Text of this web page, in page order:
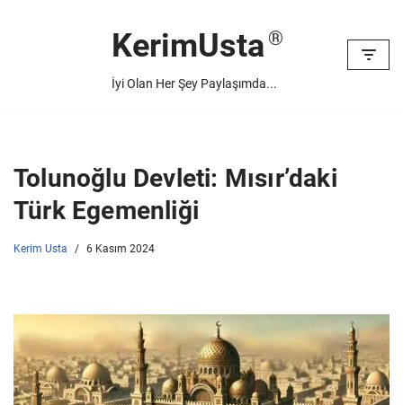
KerimUsta
İyi Olan Her Şey Paylaşımda...
Tolunoğlu Devleti: Mısır’daki
Türk Egemenliği
Kerim Usta 6 Kasım 2024